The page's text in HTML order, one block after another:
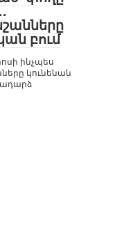
բում
ինչպես
կունենան